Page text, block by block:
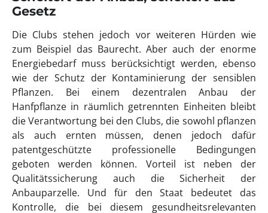
Gesetz
Die Clubs stehen jedoch vor weiteren Hürden wie
zum Beispiel das Baurecht. Aber auch der enorme
Energiebedarf muss berücksichtigt werden, ebenso
wie der Schutz der Kontaminierung der sensiblen
Pflanzen. Bei einem dezentralen Anbau der
Hanfpflanze in räumlich getrennten Einheiten bleibt
die Verantwortung bei den Clubs, die sowohl pflanzen
als auch ernten müssen, denen jedoch dafür
patentgeschützte professionelle Bedingungen
geboten werden können. Vorteil ist neben der
Qualitätssicherung auch die Sicherheit der
Anbauparzelle. Und für den Staat bedeutet das
Kontrolle, die bei diesem gesundheitsrelevanten